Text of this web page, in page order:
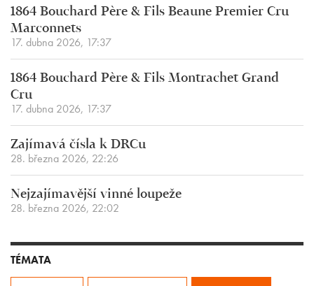
1864 Bouchard Père & Fils Beaune Premier Cru
Marconnets
17. dubna 2026, 17:37
1864 Bouchard Père & Fils Montrachet Grand
Cru
17. dubna 2026, 17:37
Zajímavá čísla k DRCu
28. března 2026, 22:26
Nejzajímavější vinné loupeže
28. března 2026, 22:02
TÉMATA